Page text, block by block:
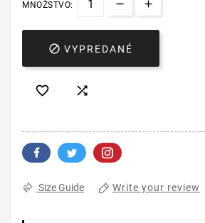
MNOŽSTVO:
 VYPREDANÉ
 
Size Guide Write your review